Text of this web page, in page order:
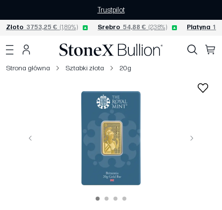
Trustpilot
Złoto 3753,25 € (1,89%) Srebro 54,88 € (2,38%) Platyna
Strona główna Sztabki złota 20g
Poprzedni Następny